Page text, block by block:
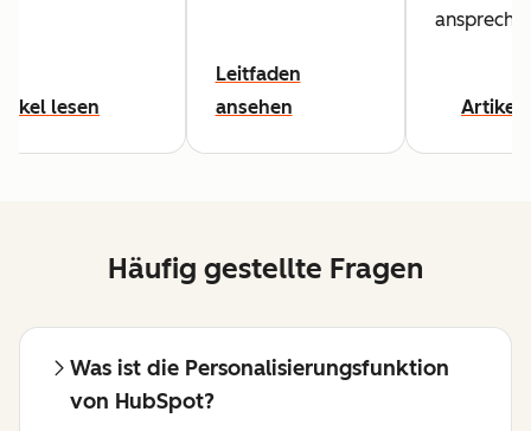
lesen
Leitfaden
ansehen
Artikel
Häufig gestellte Fragen
Was ist die Personalisierungsfunktion
von HubSpot?